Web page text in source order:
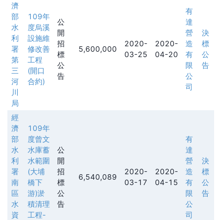
濟
部
水
利
署
第
三
河
川
局
109年
度烏溪
設施維
修改善
工程
(開口
合約)
公
開
招
標
公
告
5,600,000
2020-
03-25
2020-
04-20
有
達
營
造
有
限
公
司
決
標
公
告
經
濟
部
水
利
署
南
區
水
資
109年
度曾文
水庫蓄
水範圍
(大埔
橋下
游)淤
積清理
工程-
公
開
招
標
公
告
6,540,089
2020-
03-17
2020-
04-15
有
達
營
造
有
限
公
司
決
標
公
告